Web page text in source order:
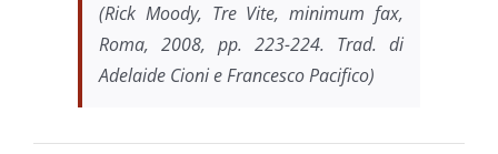
(Rick Moody, Tre Vite, minimum fax,
Roma, 2008, pp. 223-224. Trad. di
Adelaide Cioni e Francesco Pacifico)